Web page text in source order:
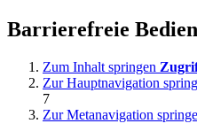
Barrierefreie
Zum Inhalt springen
Zur Hauptnavigation
7
Zur Metanavigation